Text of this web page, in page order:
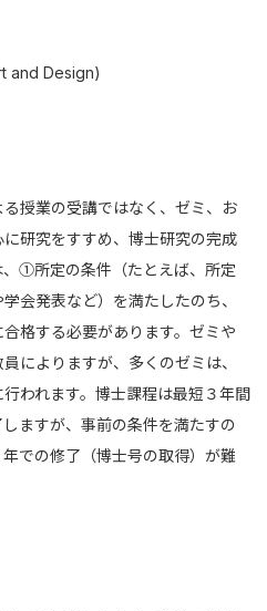
and Design)
授業の受講ではなく、ゼミ、お
研究をすすめ、博士研究の完成
①所定の条件（たとえば、所定
会発表など）を満たしたのち、
格する必要があります。ゼミや
によりますが、多くのゼミは、
われます。博士課程は最短３年間
ますが、事前の条件を満たすの
での修了（博士号の取得）が難